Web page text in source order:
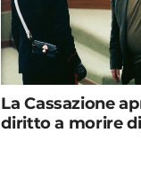
La Cassazione
diritto a morire